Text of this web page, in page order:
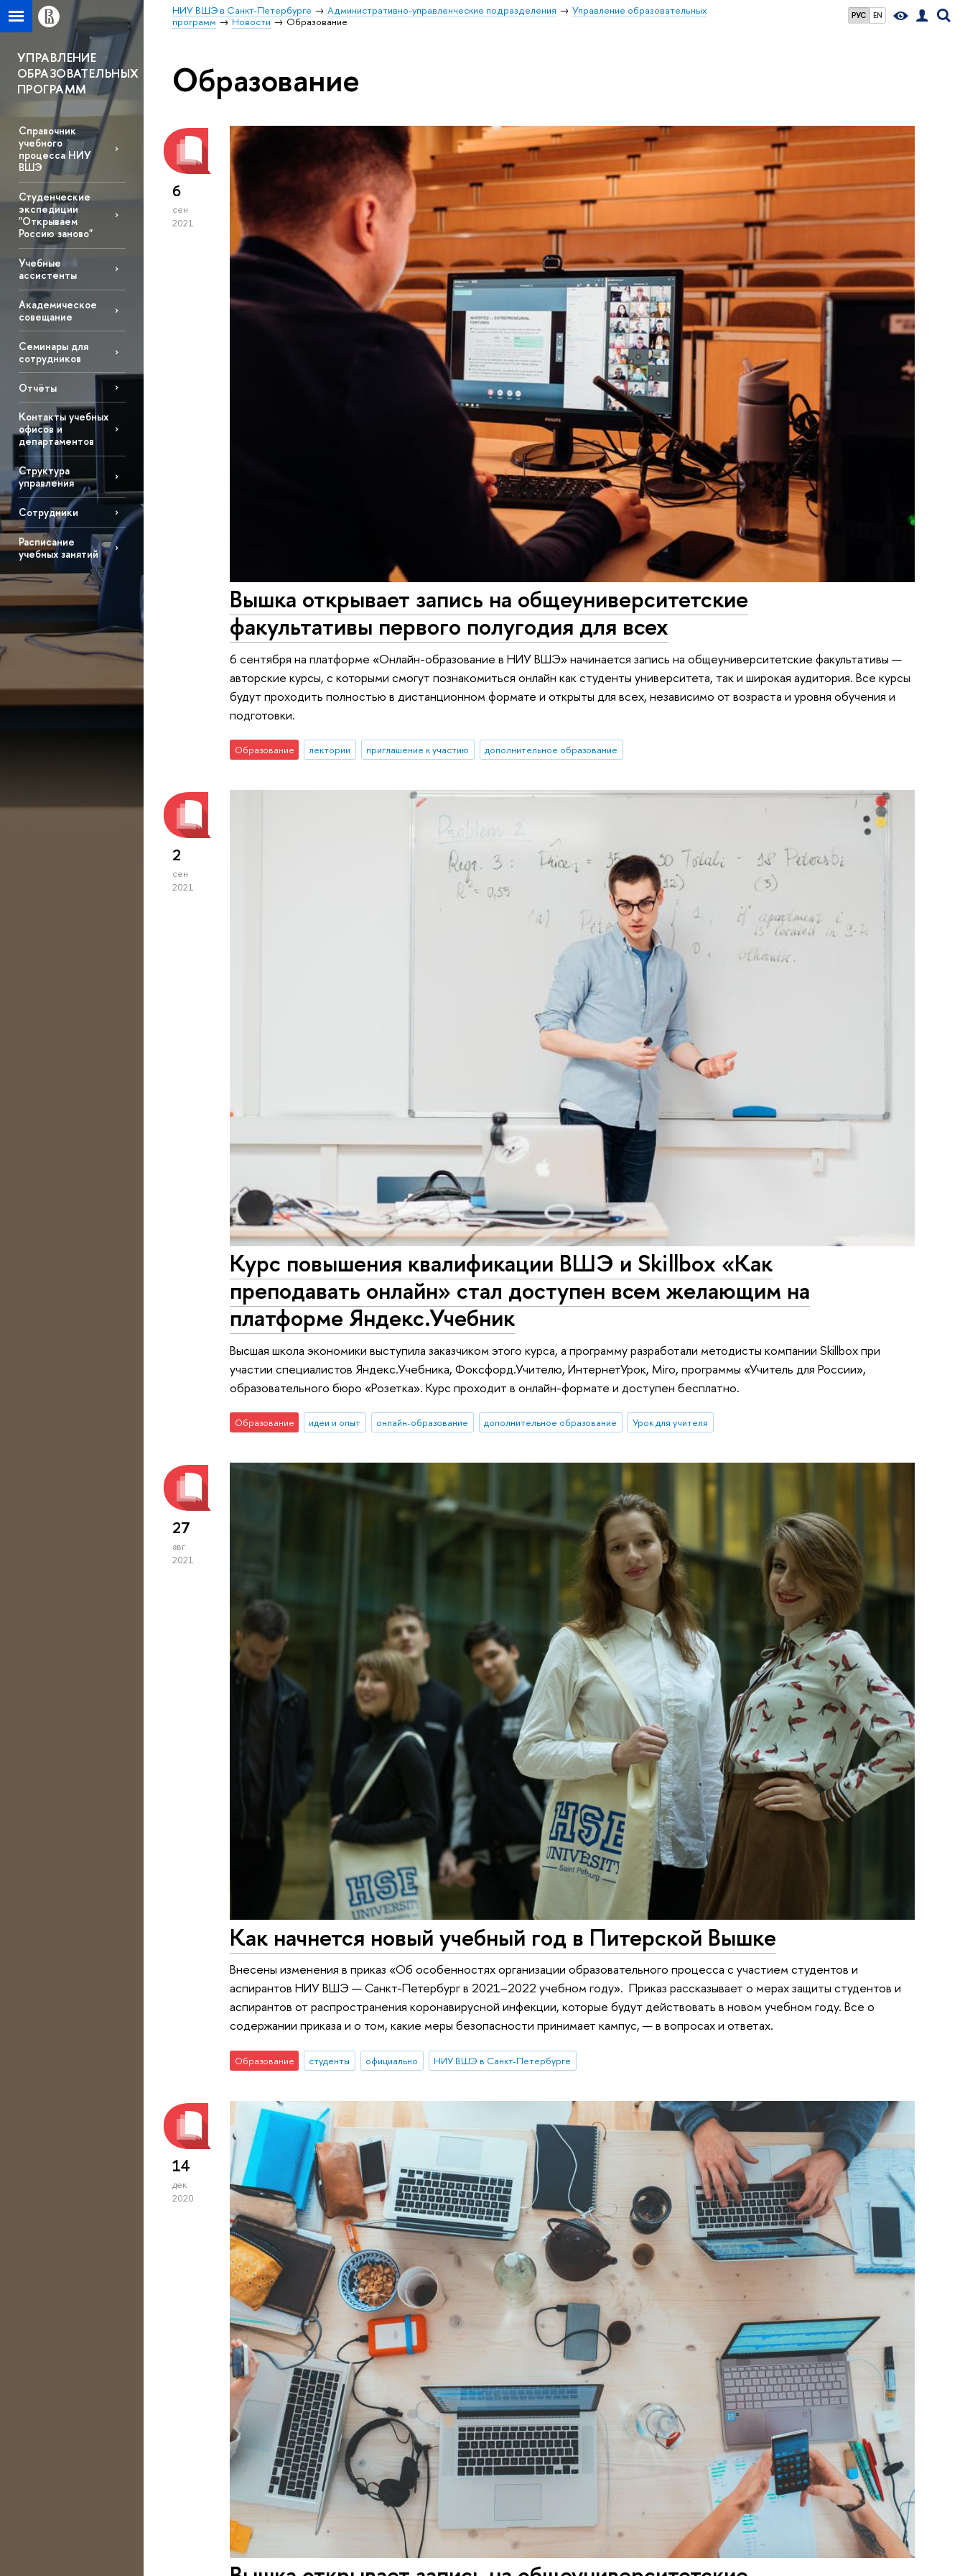
РУС EN
НИУ ВШЭ в Санкт-Петербурге Административно-управленческие подразделения
Управление образовательных
программ
Новости Образование
УПРАВЛЕНИЕ
ОБРАЗОВАТЕЛЬНЫХ
ПРОГРАММ
Справочник
учебного
процесса НИУ
ВШЭ
Студенческие
экспедиции
"Открываем
Россию заново"
Учебные
ассистенты
Академическое
совещание
Семинары для
сотрудников
Отчёты
Контакты учебных
офисов и
департаментов
Структура
управления
Сотрудники
Расписание
учебных занятий
Образование
6
сен
2021
Вышка открывает запись на общеуниверситетские
факультативы первого полугодия для всех
6 сентября на платформе «Онлайн-образование в НИУ ВШЭ» начинается запись на общеуниверситетские факультативы —
авторские курсы, с которыми смогут познакомиться онлайн как студенты университета, так и широкая аудитория. Все курсы
будут проходить полностью в дистанционном формате и открыты для всех, независимо от возраста и уровня обучения и
подготовки.
Образование лектории приглашение к участию дополнительное образование
2
сен
2021
Курс повышения квалификации ВШЭ и Skillbox «Как
преподавать онлайн» стал доступен всем желающим на
платформе Яндекс.Учебник
Высшая школа экономики выступила заказчиком этого курса, а программу разработали методисты компании Skillbox при
участии специалистов Яндекс.Учебника, Фоксфорд.Учителю, ИнтернетУрок, Miro, программы «Учитель для России»,
образовательного бюро «Розетка». Курс проходит в онлайн-формате и доступен бесплатно.
Образование идеи и опыт онлайн-образование дополнительное образование Урок для учителя
27
авг
2021
Как начнется новый учебный год в Питерской Вышке
Внесены изменения в приказ «Об особенностях организации образовательного процесса с участием студентов и
аспирантов НИУ ВШЭ — Санкт-Петербург в 2021–2022 учебном году». Приказ рассказывает о мерах защиты студентов и
аспирантов от распространения коронавирусной инфекции, которые будут действовать в новом учебном году. Все о
содержании приказа и о том, какие меры безопасности принимает кампус, — в вопросах и ответах.
Образование студенты официально НИУ ВШЭ в Санкт-Петербурге
14
дек
2020